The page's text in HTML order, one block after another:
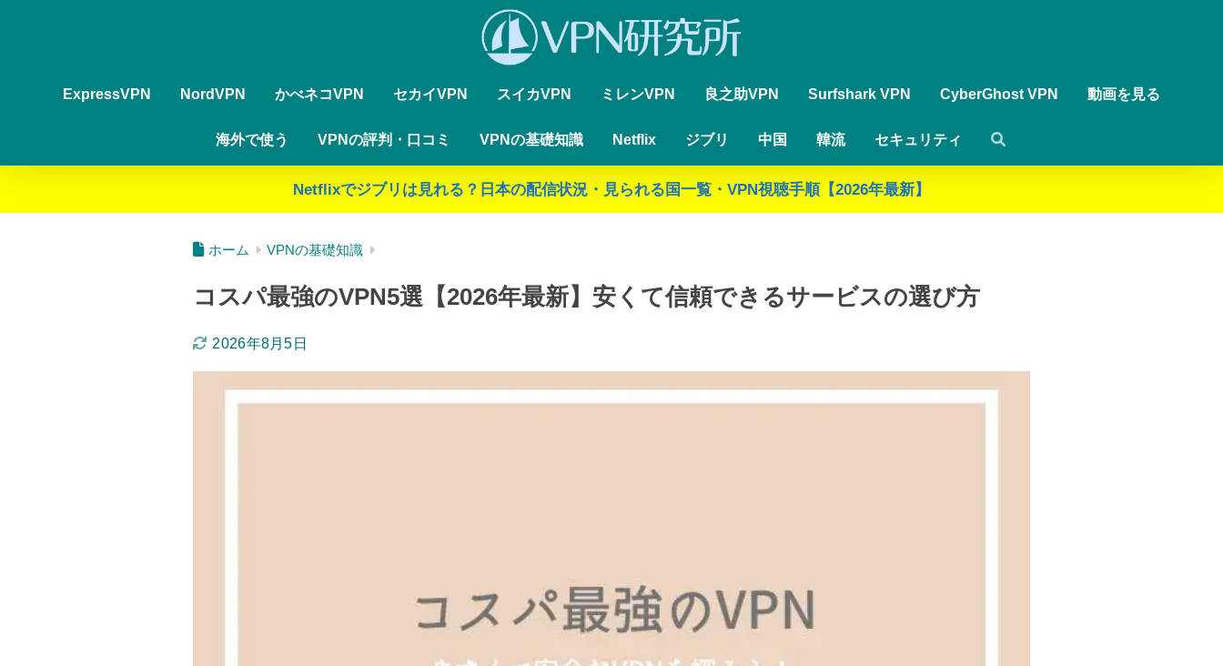
ExpressVPN NordVPN かべネコVPN セカイVPN スイカVPN ミレンVPN 良之助VPN Surfshark VPN CyberGhost VPN 動画を見る
海外で使う VPNの評判・口コミ VPNの基礎知識 Netflix ジブリ 中国 韓流 セキュリティ
Netflixでジブリは見れる？日本の配信状況・見られる国一覧・VPN視聴手順【2026年最新】
ホーム VPNの基礎知識
コスパ最強のVPN5選【2026年最新】安くて信頼できるサービスの選び方
2026年8月5日